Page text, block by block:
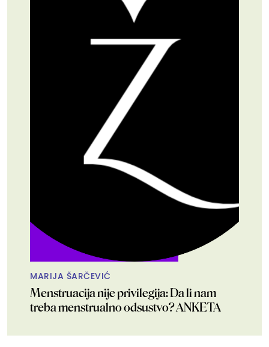
MARIJA ŠARČEVIĆ
Menstruacija nije privilegija: Da li nam
treba menstrualno odsustvo? ANKETA